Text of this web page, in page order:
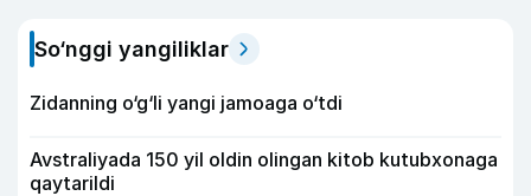
So‘nggi yangiliklar
Zidanning o‘g‘li yangi jamoaga o‘tdi
Avstraliyada 150 yil oldin olingan kitob kutubxonaga
qaytarildi